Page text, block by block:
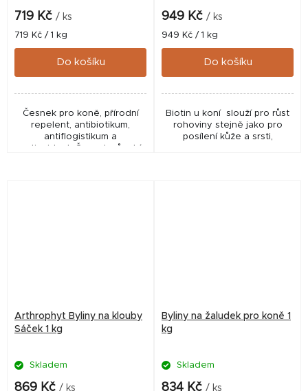
719 Kč / ks
Měrná
cena:
719 Kč / 1 kg
Do košíku
Česnek pro koně, přírodní
repelent, antibiotikum,
antiflogistikum a
antioxidant. Česnek působí
949 Kč / ks
Měrná
cena:
949 Kč / 1 kg
Do košíku
Biotin u koní slouží pro růst
rohoviny stejně jako pro
posílení kůže a srsti,
Arthrophyt Byliny na klouby
Sáček 1 kg
Skladem
869 Kč / ks
Byliny na žaludek pro koně 1
kg
Skladem
834 Kč / ks